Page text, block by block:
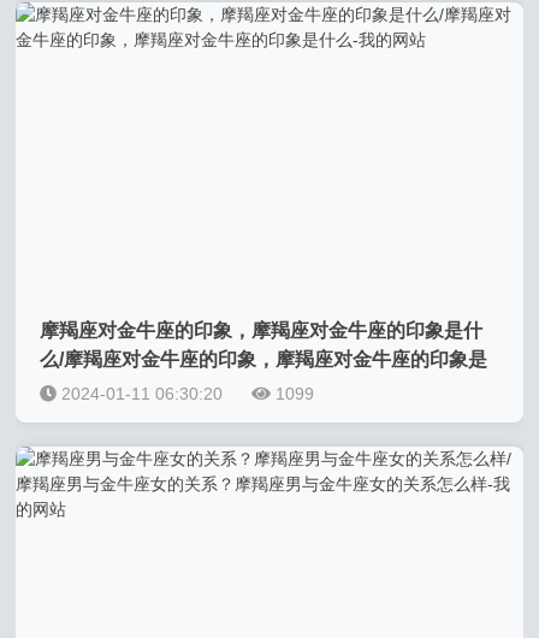
摩羯座对金牛座的印象，摩羯座对金牛座的印象是什
么/摩羯座对金牛座的印象，摩羯座对金牛座的印象是
什么-我的网站
2024-01-11 06:30:20 1099